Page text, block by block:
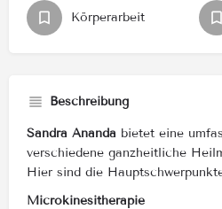
Körperarbeit
Beschreibung
Sandra Ananda bietet eine
verschiedene ganzheitliche
Hier sind die
Microkinesitherapie